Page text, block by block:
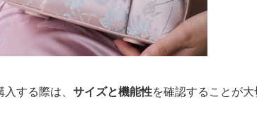
する際は、 サイズと機能性を確認することが大